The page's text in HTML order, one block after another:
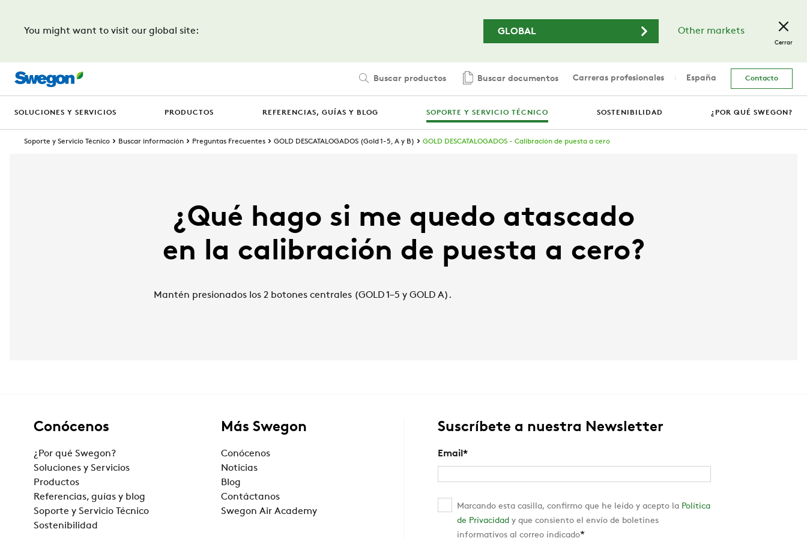
You might want to visit our global site:
GLOBAL Other markets
Cerrar
Buscar productos Buscar documentos Carreras profesionales España Contacto
SOLUCIONES Y SERVICIOS PRODUCTOS REFERENCIAS, GUÍAS Y BLOG SOPORTE Y SERVICIO TÉCNICO SOSTENIBILIDAD ¿POR QUÉ SWEGON?
Soporte y Servicio Técnico Buscar información Preguntas Frecuentes GOLD DESCATALOGADOS (Gold 1-5, A y B) GOLD DESCATALOGADOS - Calibración de puesta a cero
¿Qué hago si me quedo atascado
en la calibración de puesta a cero?
Mantén presionados los 2 botones centrales (GOLD 1–5 y GOLD A).
Conócenos
¿Por qué Swegon?
Soluciones y Servicios
Productos
Referencias, guías y blog
Soporte y Servicio Técnico
Sostenibilidad
Más Swegon
Conócenos
Noticias
Blog
Contáctanos
Swegon Air Academy
Suscríbete a nuestra Newsletter
Email *
Marcando esta casilla, confirmo que he leído y acepto la Política
de Privacidad y que consiento el envío de boletines
informativos al correo indicado*